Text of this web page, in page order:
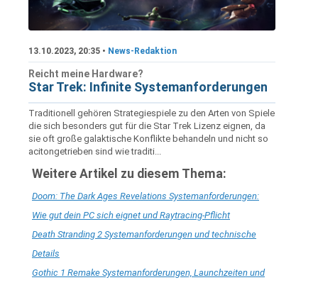
13.10.2023, 20:35 • News-Redaktion
Reicht meine Hardware?
Star Trek: Infinite Systemanforderungen
Traditionell gehören Strategiespiele zu den Arten von Spiele
die sich besonders gut für die Star Trek Lizenz eignen, da
sie oft große galaktische Konflikte behandeln und nicht so
acitongetrieben sind wie traditi...
Weitere Artikel zu diesem Thema:
Doom: The Dark Ages Revelations Systemanforderungen:
Wie gut dein PC sich eignet und Raytracing-Pflicht
Death Stranding 2 Systemanforderungen und technische
Details
Gothic 1 Remake Systemanforderungen, Launchzeiten und